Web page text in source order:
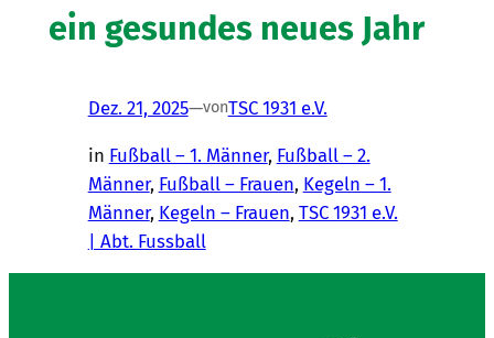
ein gesundes neues Jahr
Dez. 21, 2025—vonTSC 1931 e.V.
in Fußball – 1. Männer, Fußball – 2.
Männer, Fußball – Frauen, Kegeln – 1.
Männer, Kegeln – Frauen, TSC 1931 e.V.
| Abt. Fussball